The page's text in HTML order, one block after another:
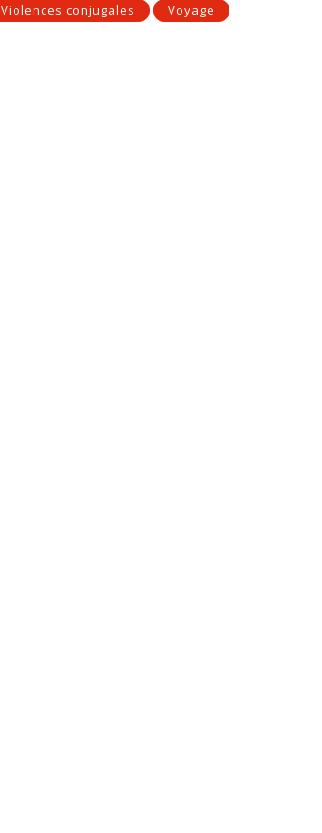
Violences conjugales
Voyage